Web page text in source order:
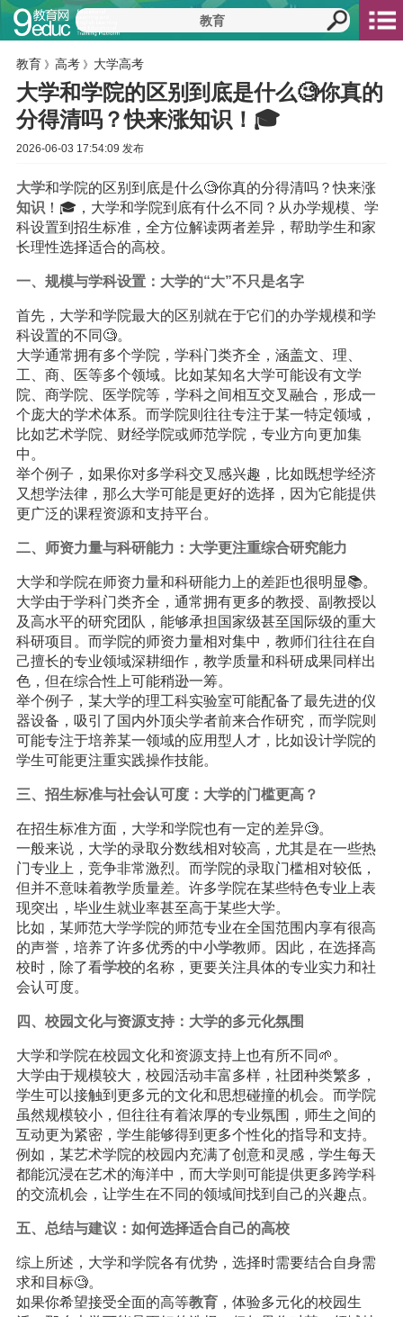
教育 》 高考》 大学高考
大学和学院的区别到底是什么🧐你真的
分得清吗？快来涨知识！🎓
2026-06-03 17:54:09 发布
大学和学院的区别到底是什么🧐你真的分得清吗？快来涨
知识 ！🎓，大学和学院到底有什么不同？从办学规模、学
科设置到招生标准，全方位解读两者差异，帮助学生和家
长理性选择适合的高校。
一、规模与学科设置：大学的“大”不只是名字
首先，大学和学院最大的区别就在于它们的办学规模和学
科设置的不同🧐。
大学通常拥有多个学院，学科门类齐全，涵盖文、理、
工、商、医等多个领域。比如某知名大学可能设有文学
院、商学院、医学院等，学科之间相互交叉融合，形成一
个庞大的学术体系。而学院则往往专注于某一特定领域，
比如艺术学院、财经学院或师范学院，专业方向更加集
中。
举个例子，如果你对多学科交叉感兴趣，比如既想学经济
又想学法律，那么大学可能是更好的选择，因为它能提供
更广泛的课程资源和支持平台。
二、师资力量与科研能力：大学更注重综合研究能力
大学和学院在师资力量和科研能力上的差距也很明显📚。
大学由于学科门类齐全，通常拥有更多的教授、副教授以
及高水平的研究团队，能够承担国家级甚至国际级的重大
科研项目。而学院的师资力量相对集中，教师们往往在自
己擅长的专业领域深耕细作，教学质量和科研成果同样出
色，但在综合性上可能稍逊一筹。
举个例子，某大学的理工科实验室可能配备了最先进的仪
器设备，吸引了国内外顶尖学者前来合作研究，而学院则
可能专注于培养某一领域的应用型人才，比如设计学院的
学生可能更注重实践操作技能。
三、招生标准与社会认可度：大学的门槛更高？
在招生标准方面，大学和学院也有一定的差异🧐。
一般来说，大学的录取分数线相对较高，尤其是在一些热
门专业上，竞争非常激烈。而学院的录取门槛相对较低，
但并不意味着教学质量差。许多学院在某些特色专业上表
现突出，毕业生就业率甚至高于某些大学。
比如，某师范大学学院的师范专业在全国范围内享有很高
的声誉，培养了许多优秀的中小学教师。因此，在选择高
校时，除了看学校的名称，更要关注具体的专业实力和社
会认可度。
四、校园文化与资源支持：大学的多元化氛围
大学和学院在校园文化和资源支持上也有所不同🌱。
大学由于规模较大，校园活动丰富多样，社团种类繁多，
学生可以接触到更多元的文化和思想碰撞的机会。而学院
虽然规模较小，但往往有着浓厚的专业氛围，师生之间的
互动更为紧密，学生能够得到更多个性化的指导和支持。
例如，某艺术学院的校园内充满了创意和灵感，学生每天
都能沉浸在艺术的海洋中，而大学则可能提供更多跨学科
的交流机会，让学生在不同的领域间找到自己的兴趣点。
五、总结与建议：如何选择适合自己的高校
综上所述，大学和学院各有优势，选择时需要结合自身需
求和目标🧐。
如果你希望接受全面的高等教育，体验多元化的校园生